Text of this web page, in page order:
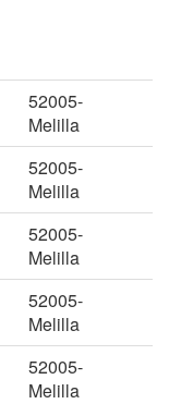
52005-
Melilla
52005-
Melilla
52005-
Melilla
52005-
Melilla
52005-
Melilla